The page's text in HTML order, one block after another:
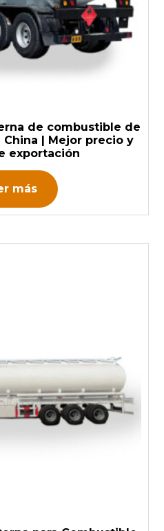
de combustible de
| Mejor precio y
exportación
más